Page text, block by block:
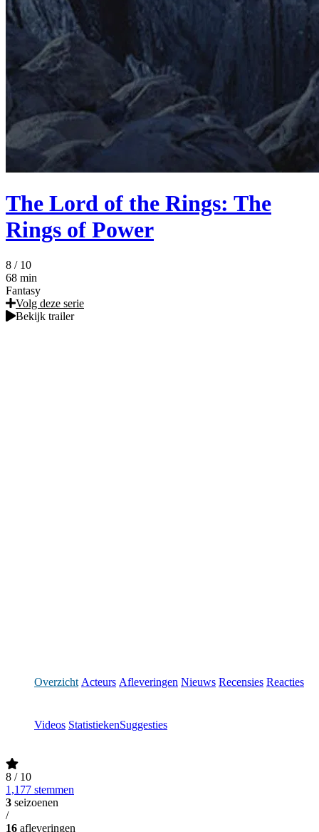
The Lord of the Rings: The
Rings of Power
8 / 10
68 min
Fantasy
Volg deze serie
Bekijk trailer
Overzicht Acteurs Afleveringen Nieuws Recensies Reacties
Videos StatistiekenSuggesties
8 / 10
1,177 stemmen
3 seizoenen
/
16 afleveringen